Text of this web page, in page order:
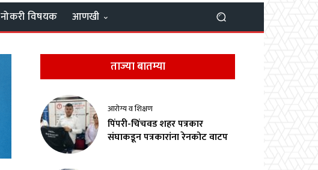
नोकरी विषयक आणखी
ताज्या बातम्या
आरोग्य व शिक्षण
पिंपरी-चिंचवड शहर पत्रकार
संघाकडून पत्रकारांना रेनकोट वाटप